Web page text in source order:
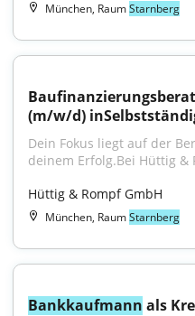
München, RaumStarnberg
(m/w/d)
Dein Fokus liegt auf der
deinem Erfolg.Bei Hüttig &
Hüttig & Rompf GmbH
München, RaumStarnberg
Bankkaufmann als